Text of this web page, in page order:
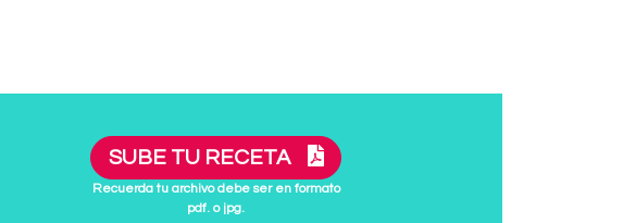
SUBE TU RECETA
Recuerda tu archivo debe ser en formato
pdf. o jpg.